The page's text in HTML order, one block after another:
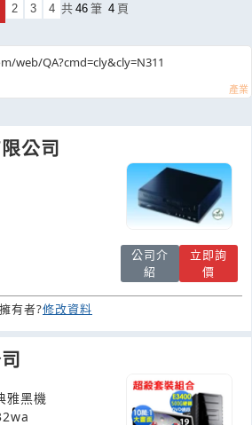
2 3 4 共 46 筆 4 頁
web/QA?cmd=cly&cly=N311
公司
公司介
紹
立即詢
價
有者?修改資料
雅黑機